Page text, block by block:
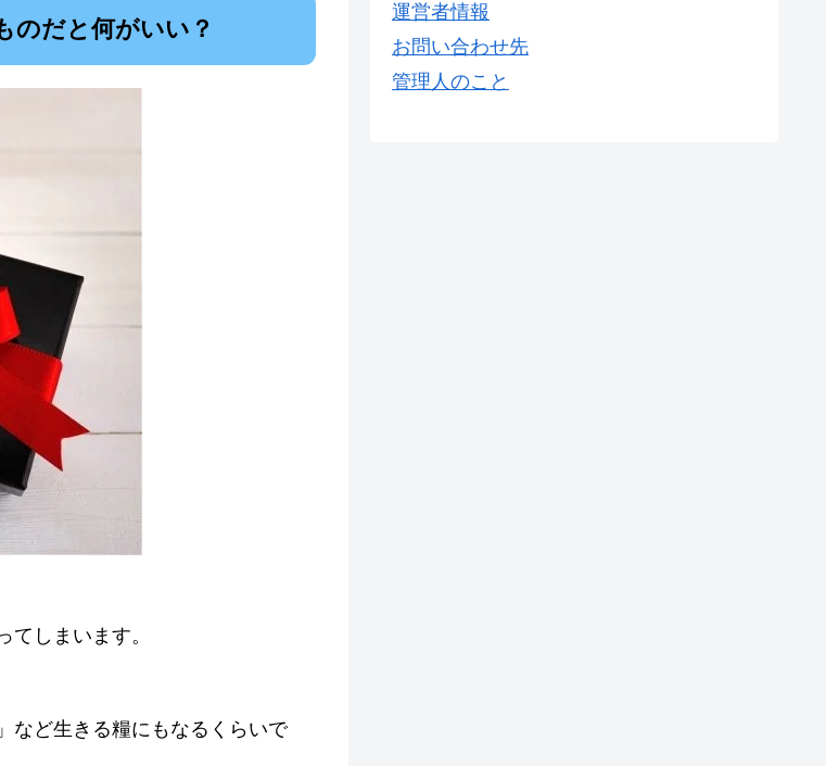
のだと何がいい？
しまいます。
など生きる糧にもなるくらいで
運営者情報
お問い合わせ先
管理人のこと